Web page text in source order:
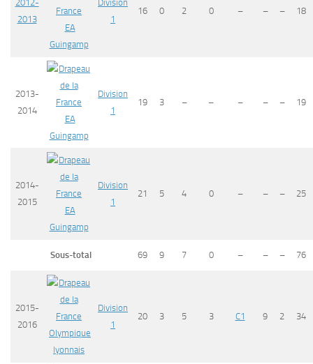
2012-
2013
EA
Guingamp
Division
1
16 0 2 0 – – – 18
2013-
2014
EA
Guingamp
Division
1
19 3 – – – – – 19
2014-
2015
EA
Guingamp
Division
1
21 5 4 0 – – – 25
Sous-total 69 9 7 0 – – – 76
2015-
2016
Olympique
lyonnais
Division
1
20 3 5 3 C1 9 2 34